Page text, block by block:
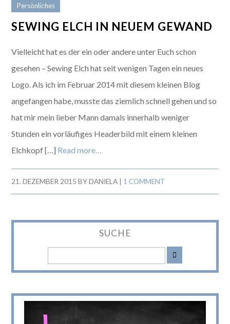
Persönliches
SEWING ELCH IN NEUEM GEWAND
Vielleicht hat es der ein oder andere unter Euch schon
gesehen – Sewing Elch hat seit wenigen Tagen ein neues
Logo. Als ich im Februar 2014 mit diesem kleinen Blog
angefangen habe, musste das ziemlich schnell gehen und so
hat mir mein lieber Mann damals innerhalb weniger
Stunden ein vorläufiges Headerbild mit einem kleinen
Elchkopf […] Read more…
21. DEZEMBER 2015 BYDANIELA 1 COMMENT
SUCHE